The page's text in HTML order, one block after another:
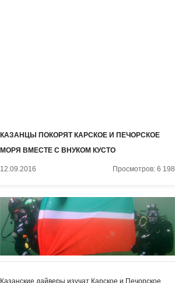
КАЗАНЦЫ ПОКОРЯТ КАРСКОЕ И ПЕЧОРСКОЕ
МОРЯ ВМЕСТЕ С ВНУКОМ КУСТО
12.09.2016 Просмотров: 6 198
Казанские дайверы изучат Карское и Печорское